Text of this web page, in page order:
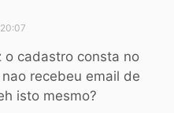
o cadastro consta no
recebeu email de
isto mesmo?